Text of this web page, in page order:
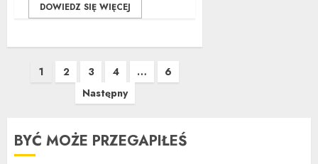
DOWIEDZ SIĘ WIĘCEJ
Stronicowanie
1 2 3 4 …
6
Następny
BYĆ MOŻE PRZEGAPIŁEŚ